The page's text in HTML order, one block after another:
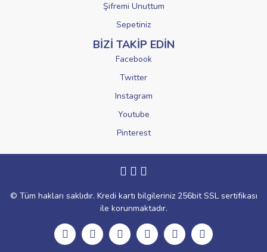
Şifremi Unuttum
Sepetiniz
BİZİ TAKİP EDİN
Facebook
Twitter
Instagram
Youtube
Pinterest
© Tüm hakları saklıdır. Kredi kartı bilgileriniz 256bit SSL sertifikası
ile korunmaktadır.